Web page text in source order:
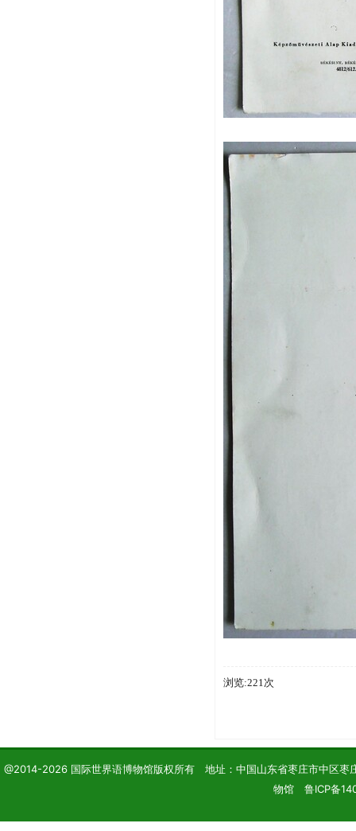
浏览:221次
@2014-2026 国际世界语博物馆版权所有 地址：中国山东省枣庄市中区
物馆 鲁ICP备